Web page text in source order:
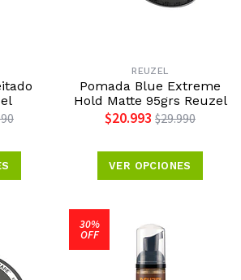
REUZEL
Pomada Blue Extreme
Hold Matte 95grs Reuzel
$20.993 $29.990
VER OPCIONES
30%
OFF